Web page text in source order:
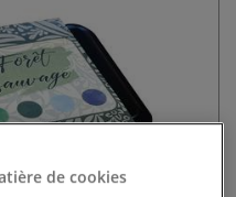
de cookies